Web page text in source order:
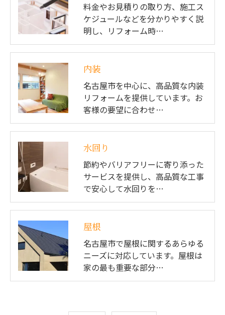
料金やお見積りの取り方、施工ス
ケジュールなどを分かりやすく説
明し、リフォーム時…
内装
名古屋市を中心に、高品質な内装
リフォームを提供しています。お
客様の要望に合わせ…
水回り
節約やバリアフリーに寄り添った
サービスを提供し、高品質な工事
で安心して水回りを…
屋根
名古屋市で屋根に関するあらゆる
ニーズに対応しています。屋根は
家の最も重要な部分…